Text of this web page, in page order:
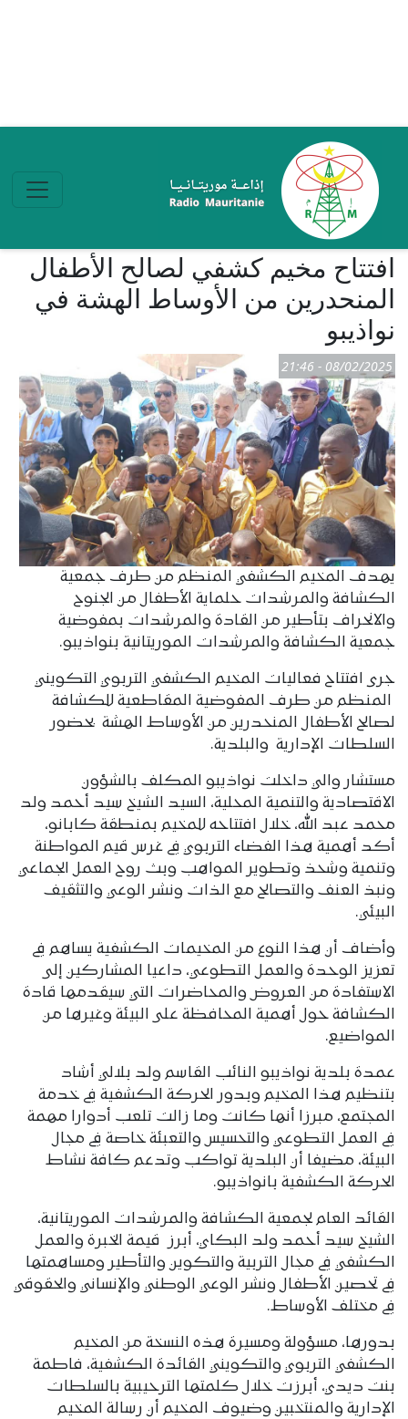
افتتاح مخيم كشفي لصالح الأطفال
المنحدرين من الأوساط الهشة في
نواذيبو
08/02/2025 - 21:46
يهدف المخيم الكشفي المنظم من طرف جمعية
الكشافة والمرشدات حلماية الأطفال من الجنوح
والانحراف بتأطير من القادة والمرشدات بمفوضية
جمعية الكشافة والمرشدات الموريتانية بنواذيبو.
جرى افتتاح فعاليات المخيم الكشفي التربوي التكويني
المنظم من طرف المفوضية المقاطعية للكشافة
لصالح الأطفال المنحدرين من الأوساط الهشة بحضور
السلطات الإدارية والبلدية.
مستشار والي داخلت نواذيبو المكلف بالشؤون
الاقتصادية والتنمية المحلية، السيد الشيخ سيد أحمد ولد
محمد عبد الله، خلال افتتاحه للمخيم بمنطقة كابانو،
أكد أهمية هذا الفضاء التربوي في غرس قيم المواطنة
وتنمية وشحذ وتطوير المواهب وبث روح العمل الجماعي
ونبذ العنف والتصالح مع الذات ونشر الوعي والتثقيف
البيئي.
وأضاف أن هذا النوع من المخيمات الكشفية يساهم في
تعزيز الوحدة والعمل التطوعي، داعيا المشاركين إلى
الاستفادة من العروض والمحاضرات التي سيقدمها قادة
الكشافة حول أهمية المحافظة على البيئة وغيرها من
المواضيع.
عمدة بلدية نواذيبو النائب القاسم ولد بلالي أشاد
بتنظيم هذا المخيم وبدور الحركة الكشفية في خدمة
المجتمع، مبرزا أنها كانت وما زالت تلعب أدوارا مهمة
في العمل التطوعي والتحسيس والتعبئة خاصة في مجال
البيئة، مضيفا أن البلدية تواكب وتدعم كافة نشاط
الحركة الكشفية بانواذيبو.
القائد العام لجمعية الكشافة والمرشدات الموريتانية،
الشيخ سيد أحمد ولد البكاي، أبرز قيمة الخبرة والعمل
الكشفي في مجال التربية والتكوين والتأطير ومساهمتها
في تحصين الأطفال ونشر الوعي الوطني والإنساني والحقوقي
في مختلف الأوساط.
بدورها، مسؤولة ومسيرة هذه النسخة من المخيم
الكشفي التربوي والتكويني القائدة الكشفية، فاطمة
بنت ديدي، أبرزت خلال كلمتها الترحيبية بالسلطات
الإدارية والمنتخبين وضيوف المخيم أن رسالة المخيم